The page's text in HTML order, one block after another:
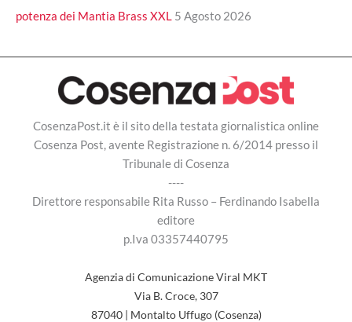
potenza dei Mantia Brass XXL 5 Agosto 2026
CosenzaPost.it è il sito della testata giornalistica online
Cosenza Post, avente Registrazione n. 6/2014 presso il
Tribunale di Cosenza
----
Direttore responsabile Rita Russo – Ferdinando Isabella
editore
p.Iva 03357440795
Agenzia di Comunicazione Viral MKT
Via B. Croce, 307
87040 | Montalto Uffugo (Cosenza)